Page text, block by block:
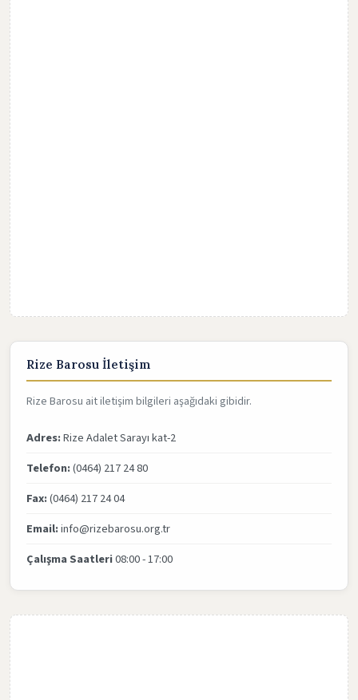
Rize Barosu İletişim
Rize Barosu ait iletişim bilgileri aşağıdaki gibidir.
Adres:Rize Adalet Sarayı kat-2
Telefon:(0464) 217 24 80
Fax:(0464) 217 24 04
Email:info@rizebarosu.org.tr
Çalışma Saatleri08:00 - 17:00